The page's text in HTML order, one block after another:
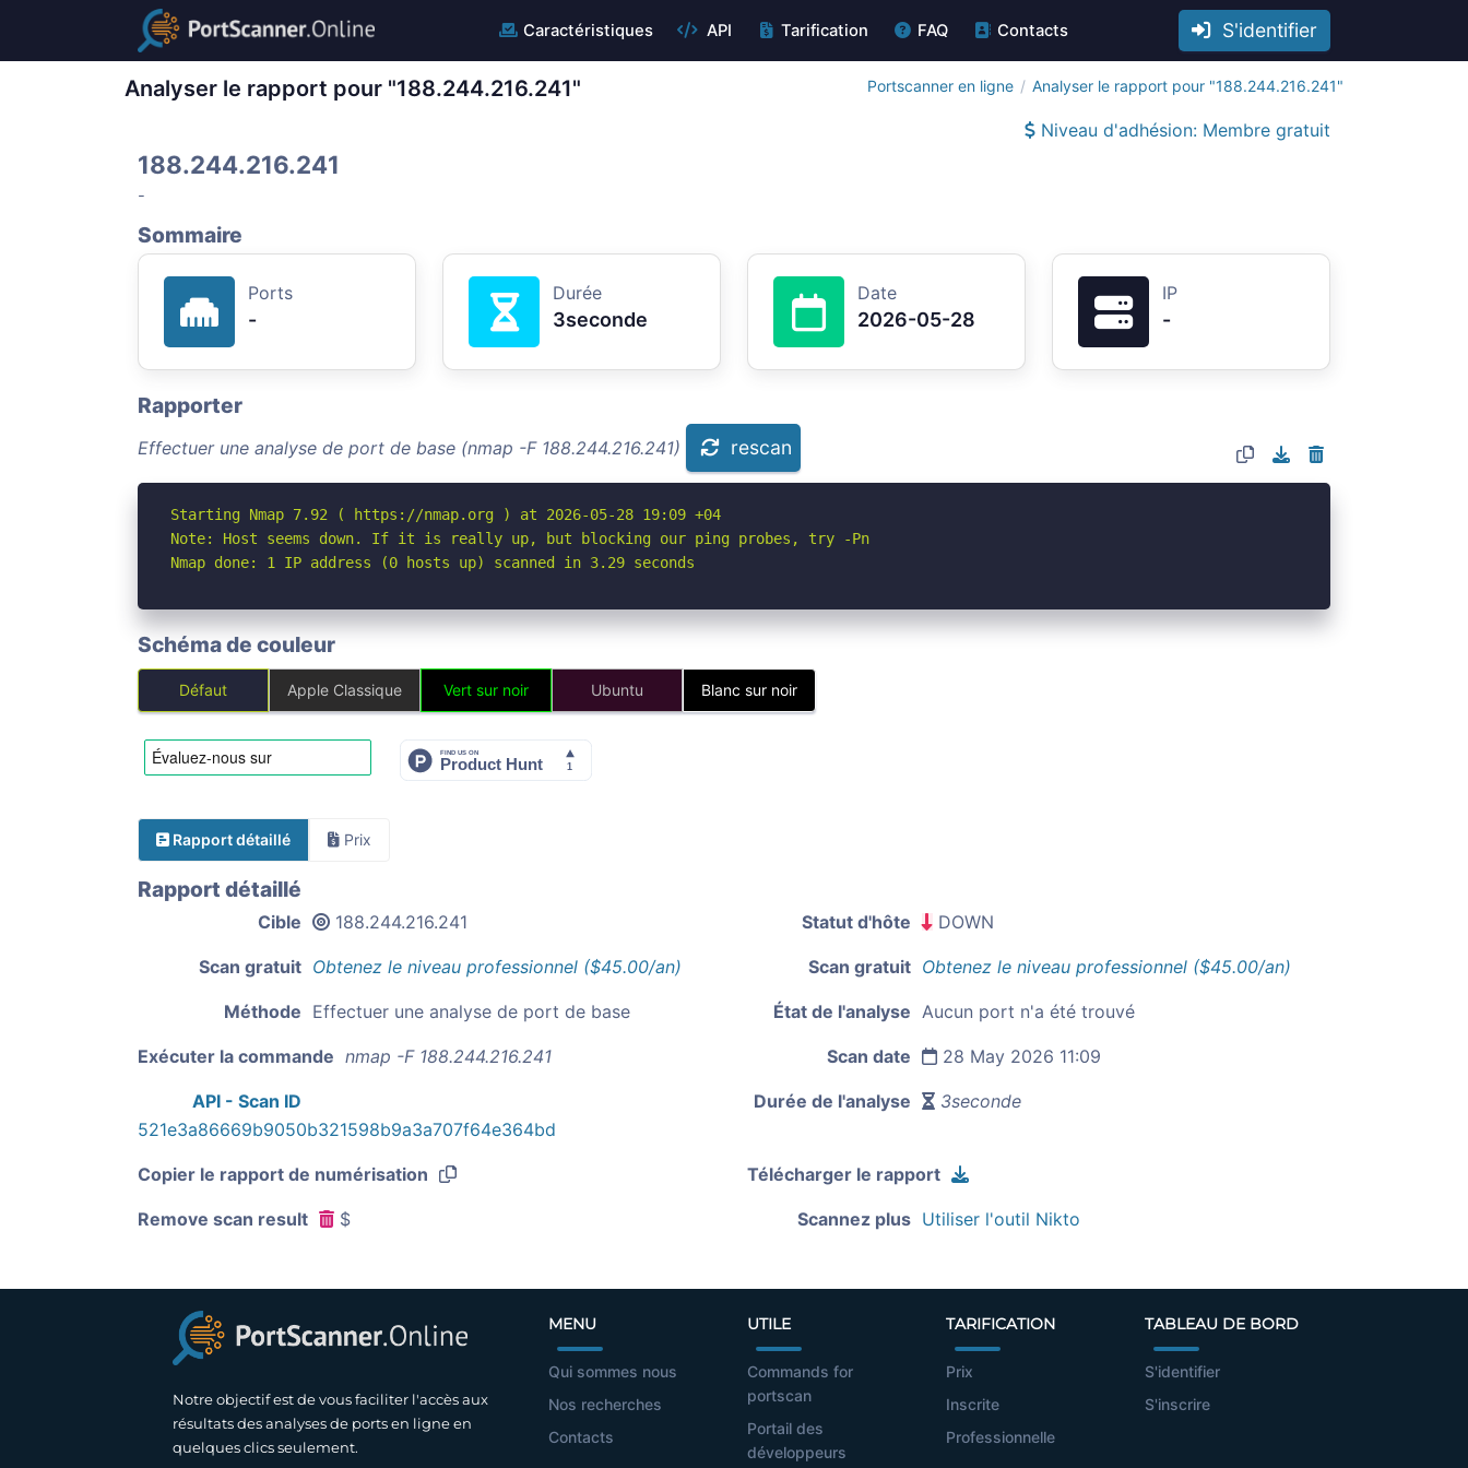
Caractéristiques API Tarification FAQ Contacts S'identifier
Analyser le rapport pour "188.244.216.241" Portscanner en ligne Analyser le rapport pour "188.244.216.241"
Niveau d'adhésion: Membre gratuit
188.244.216.241
-
Sommaire
Ports
-
Durée
3seconde
Date
2026-05-28
IP
-
Rapporter
Effectuer une analyse de port de base (nmap -F 188.244.216.241) rescan
Starting Nmap 7.92 ( https://nmap.org ) at 2026-05-28 19:09 +04
Note: Host seems down. If it is really up, but blocking our ping probes, try -Pn
Nmap done: 1 IP address (0 hosts up) scanned in 3.29 seconds
Schéma de couleur
Défaut Apple Classique Vert sur noir Ubuntu Blanc sur noir
Rapport détaillé Prix
Rapport détaillé
Cible 188.244.216.241 Statut d'hôte DOWN
Scan gratuit Obtenez le niveau professionnel ($45.00/an) Scan gratuit Obtenez le niveau professionnel ($45.00/an)
Méthode Effectuer une analyse de port de base État de l'analyse Aucun port n'a été trouvé
Exécuter la commande nmap -F 188.244.216.241 Scan date 28 May 2026 11:09
API - Scan ID
521e3a86669b9050b321598b9a3a707f64e364bd
Durée de l'analyse 3seconde
Copier le rapport de numérisation Télécharger le rapport
Remove scan result $ Scannez plus Utiliser l'outil Nikto
Notre objectif est de vous faciliter l'accès aux
résultats des analyses de ports en ligne en
quelques clics seulement.
MENU
Qui sommes nous
Nos recherches
Contacts
UTILE
Commands for
portscan
Portail des
développeurs
TARIFICATION
Prix
Inscrite
Professionnelle
TABLEAU DE BORD
S'identifier
S'inscrire